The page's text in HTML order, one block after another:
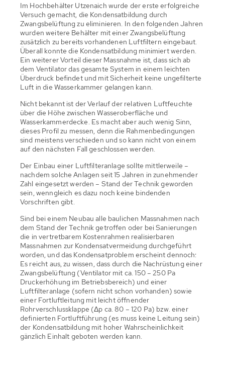
Im Hochbehälter Utzenaich wurde der erste erfolgreiche
Versuch gemacht, die Kondensatbildung durch
Zwangsbelüftung zu eliminieren. In den folgenden Jahren
wurden weitere Behälter mit einer Zwangsbelüftung
zusätzlich zu bereits vorhandenen Luftfiltern eingebaut.
Überall konnte die Kondensatbildung minimiert werden.
Ein weiterer Vorteil dieser Massnahme ist, dass sich ab
dem Ventilator das gesamte System in einem leichten
Überdruck befindet und mit Sicherheit keine ungefilterte
Luft in die Wasserkammer gelangen kann.
Nicht bekannt ist der Verlauf der relativen Luftfeuchte
über die Höhe zwischen Wasseroberfläche und
Wasserkammerdecke. Es macht aber auch wenig Sinn,
dieses Profil zu messen, denn die Rahmenbedingungen
sind meistens verschieden und so kann nicht von einem
auf den nächsten Fall geschlossen werden.
Der Einbau einer Luftfilteranlage sollte mittlerweile –
nachdem solche Anlagen seit 15 Jahren in zunehmender
Zahl eingesetzt werden – Stand der Technik geworden
sein, wenngleich es dazu noch keine bindenden
Vorschriften gibt.
Sind bei einem Neubau alle baulichen Massnahmen nach
dem Stand der Technik getroffen oder bei Sanierungen
die in vertretbarem Kostenrahmen realisierbaren
Massnahmen zur Kondensatvermeidung durchgeführt
worden, und das Kondensatproblem erscheint dennoch:
Es reicht aus, zu wissen, dass durch die Nachrüstung einer
Zwangsbelüftung (Ventilator mit ca. 150 – 250 Pa
Druckerhöhung im Betriebsbereich) und einer
Luftfilteranlage (sofern nicht schon vorhanden) sowie
einer Fortluftleitung mit leicht öffnender
Rohrverschlussklappe (Δp ca. 80 – 120 Pa) bzw. einer
definierten Fortluftführung (es muss keine Leitung sein)
der Kondensatbildung mit hoher Wahrscheinlichkeit
gänzlich Einhalt geboten werden kann.